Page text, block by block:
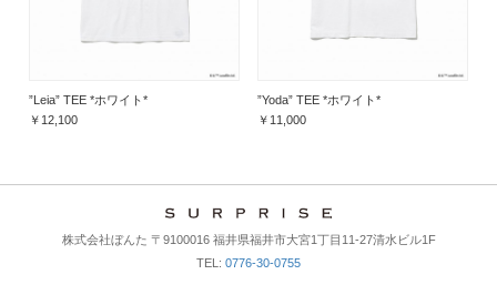
”Leia” TEE *ホワイト*
￥12,100
”Yoda” TEE *ホワイト*
￥11,000
株式会社ぼんた 〒9100016 福井県福井市大宮1丁目11-27清水ビル1F
TEL: 0776-30-0755